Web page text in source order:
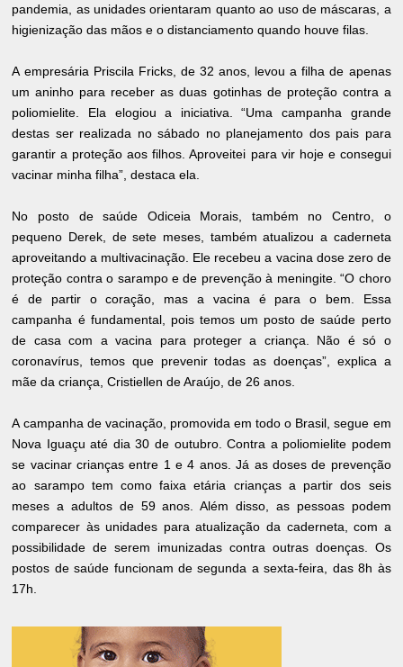
pandemia, as unidades orientaram quanto ao uso de máscaras, a
higienização das mãos e o distanciamento quando houve filas.
A empresária Priscila Fricks, de 32 anos, levou a filha de apenas
um aninho para receber as duas gotinhas de proteção contra a
poliomielite. Ela elogiou a iniciativa. “Uma campanha grande
destas ser realizada no sábado no planejamento dos pais para
garantir a proteção aos filhos. Aproveitei para vir hoje e consegui
vacinar minha filha”, destaca ela.
No posto de saúde Odiceia Morais, também no Centro, o
pequeno Derek, de sete meses, também atualizou a caderneta
aproveitando a multivacinação. Ele recebeu a vacina dose zero de
proteção contra o sarampo e de prevenção à meningite. “O choro
é de partir o coração, mas a vacina é para o bem. Essa
campanha é fundamental, pois temos um posto de saúde perto
de casa com a vacina para proteger a criança. Não é só o
coronavírus, temos que prevenir todas as doenças”, explica a
mãe da criança, Cristiellen de Araújo, de 26 anos.
A campanha de vacinação, promovida em todo o Brasil, segue em
Nova Iguaçu até dia 30 de outubro. Contra a poliomielite podem
se vacinar crianças entre 1 e 4 anos. Já as doses de prevenção
ao sarampo tem como faixa etária crianças a partir dos seis
meses a adultos de 59 anos. Além disso, as pessoas podem
comparecer às unidades para atualização da caderneta, com a
possibilidade de serem imunizadas contra outras doenças. Os
postos de saúde funcionam de segunda a sexta-feira, das 8h às
17h.